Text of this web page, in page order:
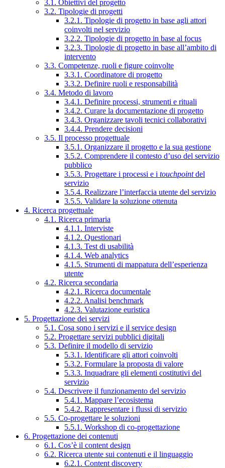
3.1. Obiettivi del progetto
3.2. Tipologie di progetti
3.2.1. Tipologie di progetto in base agli attori
coinvolti nel servizio
3.2.2. Tipologie di progetto in base al focus
3.2.3. Tipologie di progetto in base all’ambito di
intervento
3.3. Competenze, ruoli e figure coinvolte
3.3.1. Coordinatore di progetto
3.3.2. Definire ruoli e responsabilità
3.4. Metodo di lavoro
3.4.1. Definire processi, strumenti e rituali
3.4.2. Curare la documentazione di progetto
3.4.3. Organizzare tavoli tecnici collaborativi
3.4.4. Prendere decisioni
3.5. Il processo progettuale
3.5.1. Organizzare il progetto e la sua gestione
3.5.2. Comprendere il contesto d’uso del servizio
pubblico
3.5.3. Progettare i processi e i touchpointdel
servizio
3.5.4. Realizzare l’interfaccia utente del servizio
3.5.5. Validare la soluzione ottenuta
4. Ricerca progettuale
4.1. Ricerca primaria
4.1.1. Interviste
4.1.2. Questionari
4.1.3. Test di usabilità
4.1.4. Web analytics
4.1.5. Strumenti di mappatura dell’esperienza
utente
4.2. Ricerca secondaria
4.2.1. Ricerca documentale
4.2.2. Analisi benchmark
4.2.3. Valutazione euristica
5. Progettazione dei servizi
5.1. Cosa sono i servizi e il service design
5.2. Progettare servizi pubblici digitali
5.3. Definire il modello di servizio
5.3.1. Identificare gli attori coinvolti
5.3.2. Formulare la proposta di valore
5.3.3. Inquadrare gli elementi costitutivi del
servizio
5.4. Descrivere il funzionamento del servizio
5.4.1. Mappare l’ecosistema
5.4.2. Rappresentare i flussi di servizio
5.5. Co-progettare le soluzioni
5.5.1. Workshop di co-progettazione
6. Progettazione dei contenuti
6.1. Cos’è il content design
6.2. Ricerca utente sui contenuti e il linguaggio
6.2.1. Content discovery